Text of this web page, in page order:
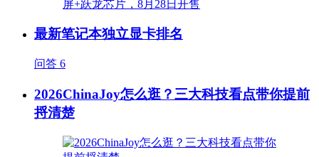
最新笔记本独立显卡排名
问答 6
2026ChinaJoy怎么逛？三大科技看点带你提前
捋清楚